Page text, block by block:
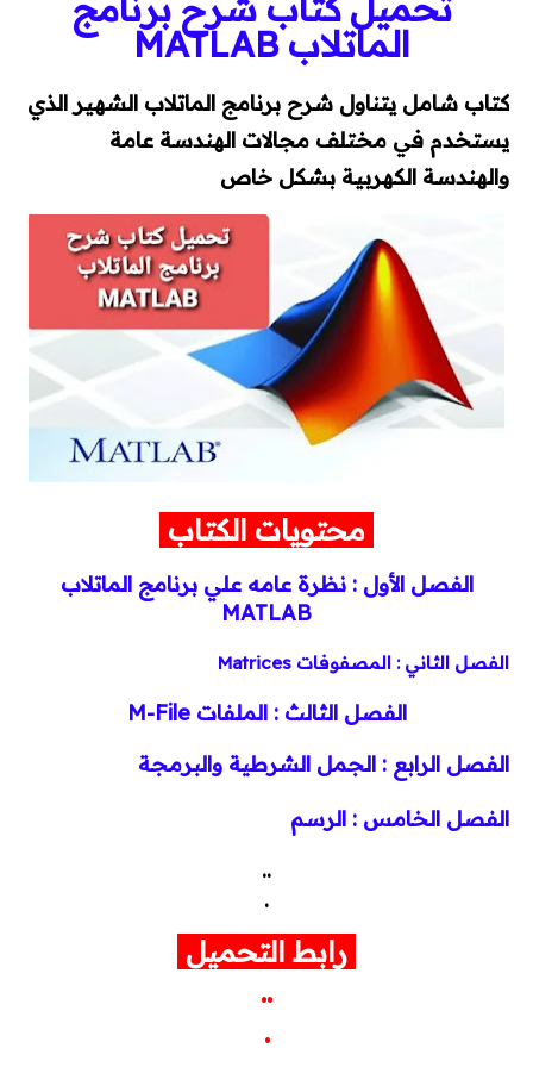
وقاية وإختبارات
طاقة شمسية
كورسات
كورسات توزيع كهربي
كورسات محركات (مواتير)
كورسات Classic Control
كورسات PLC
كورسات تيار خفيف
توزيع كهربي
محطات وشبكات
محولات
مولدات
Dialux
الماتلاب MATLAB
كتاب شامل يتناول شرح برنامج الماتلاب الشهير الذي
يستخدم في مختلف مجالات الهندسة عامة
والهندسة الكهربية بشكل خاص
محتويات الكتاب
الفصل الأول : نظرة عامه علي برنامج الماتلاب
MATLAB
الفصل الثاني : المصفوفات Matrices
الفصل الثالث : الملفات M-File
الفصل الرابع : الجمل الشرطية والبرمجة
الفصل الخامس : الرسم
..
.
رابط التحميل
..
.